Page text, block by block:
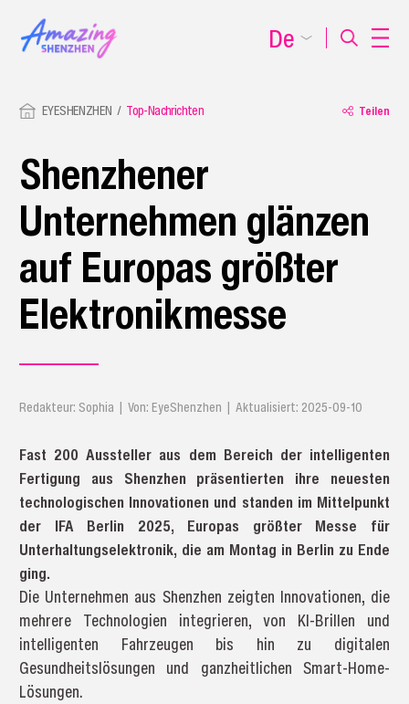
EYESHENZHEN Top-Nachrichten Teilen
Shenzhener
Unternehmen glänzen
auf Europas größter
Elektronikmesse
Redakteur: Sophia | Von: EyeShenzhen | Aktualisiert: 2025-09-10
Fast 200 Aussteller aus dem Bereich der intelligenten
Fertigung aus Shenzhen präsentierten ihre neuesten
technologischen Innovationen und standen im Mittelpunkt
der IFA Berlin 2025, Europas größter Messe für
Unterhaltungselektronik, die am Montag in Berlin zu Ende
ging.
Die Unternehmen aus Shenzhen zeigten Innovationen, die
mehrere Technologien integrieren, von KI-Brillen und
intelligenten Fahrzeugen bis hin zu digitalen
Gesundheitslösungen und ganzheitlichen Smart-Home-
Lösungen.
De